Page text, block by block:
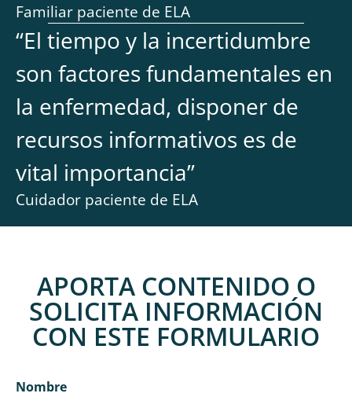
Familiar paciente de ELA
“El tiempo y la incertidumbre
son factores fundamentales en
la enfermedad, disponer de
recursos informativos es de
vital importancia”
Cuidador paciente de ELA
APORTA CONTENIDO O
SOLICITA INFORMACIÓN
CON ESTE FORMULARIO
Nombre